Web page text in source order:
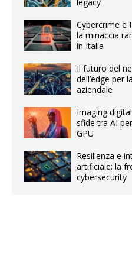
Cybercrime e
la minaccia
in Italia
Il futuro del
dell’edge per
aziendale
Imaging
sfide tra AI
GPU
Resilienza e
artificiale: la
cybersecurity